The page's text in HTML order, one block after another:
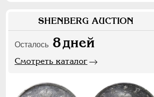
SHENBERG AUCTION
Осталось 8дней
Смотреть каталог